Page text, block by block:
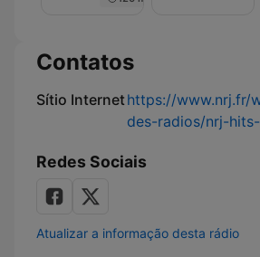
sur
NRJ
Contatos
Sítio Internethttps://www.nrj.fr/
des-radios/nrj-
Redes Sociais
Atualizar a informação desta rádio